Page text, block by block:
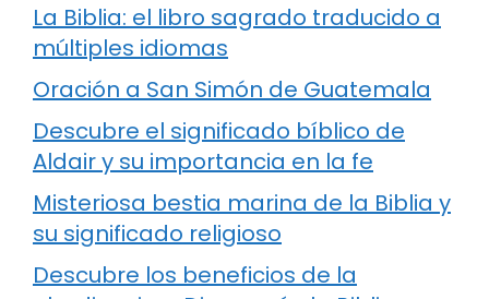
La Biblia: el libro sagrado traducido a
múltiples idiomas
Oración a San Simón de Guatemala
Descubre el significado bíblico de
Aldair y su importancia en la fe
Misteriosa bestia marina de la Biblia y
su significado religioso
Descubre los beneficios de la